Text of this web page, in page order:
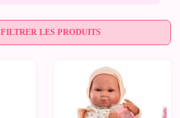
FILTRER LES PRODUITS